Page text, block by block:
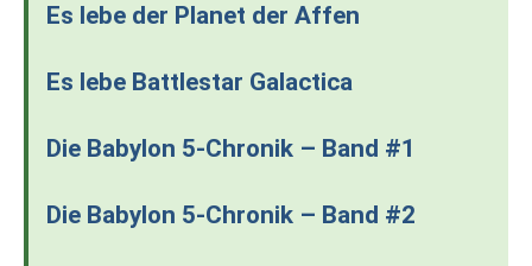
Es lebe der Planet der Affen
Es lebe Battlestar Galactica
Die Babylon 5-Chronik – Band #1
Die Babylon 5-Chronik – Band #2